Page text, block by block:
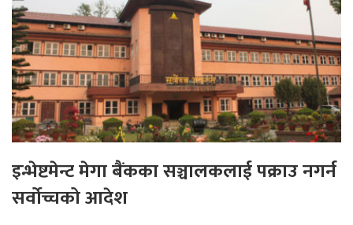
इन्भेष्टमेन्ट मेगा बैंकका सञ्चालकलाई पक्राउ नगर्न
सर्वोच्चको आदेश